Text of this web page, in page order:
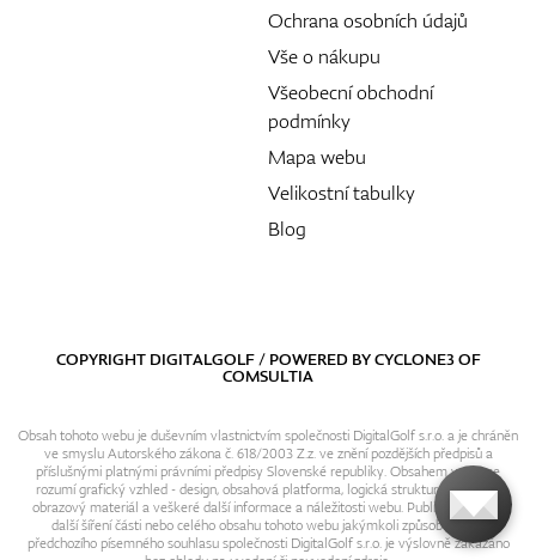
Ochrana osobních údajů
Vše o nákupu
Všeobecní obchodní
podmínky
Mapa webu
Velikostní tabulky
Blog
COPYRIGHT DIGITALGOLF / POWERED BYCYCLONE3OF
COMSULTIA
Obsah tohoto webu je duševním vlastnictvím společnosti DigitalGolf s.r.o. a je chráněn
ve smyslu Autorského zákona č. 618/2003 Z.z. ve znění pozdějších předpisů a
příslušnými platnými právními předpisy Slovenské republiky. Obsahem webu se
rozumí grafický vzhled - design, obsahová platforma, logická struktura, textový i
obrazový materiál a veškeré další informace a náležitosti webu. Publikování resp.
další šíření části nebo celého obsahu tohoto webu jakýmkoli způsobem bez
předchozího písemného souhlasu společnosti DigitalGolf s.r.o. je výslovně zakázáno